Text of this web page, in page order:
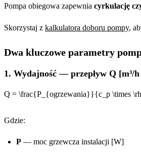
Pompa obiegowa zapewnia cyrkulację
Skorzystaj z kalkulatora doboru pompy,
Dwa kluczowe parametry
1. Wydajność — przepływ Q [m³/
Q = \frac{P_{ogrzewania}}{c_p \times
Gdzie:
P — moc grzewcza instalacji [W]